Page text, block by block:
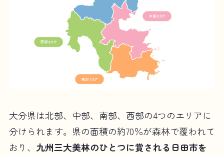
大分県は北部、中部、南部、西部の4つのエリアに
分けられます。県の面積の約70％が森林で覆われて
おり、 九州三大美林のひとつに賞される日田市を